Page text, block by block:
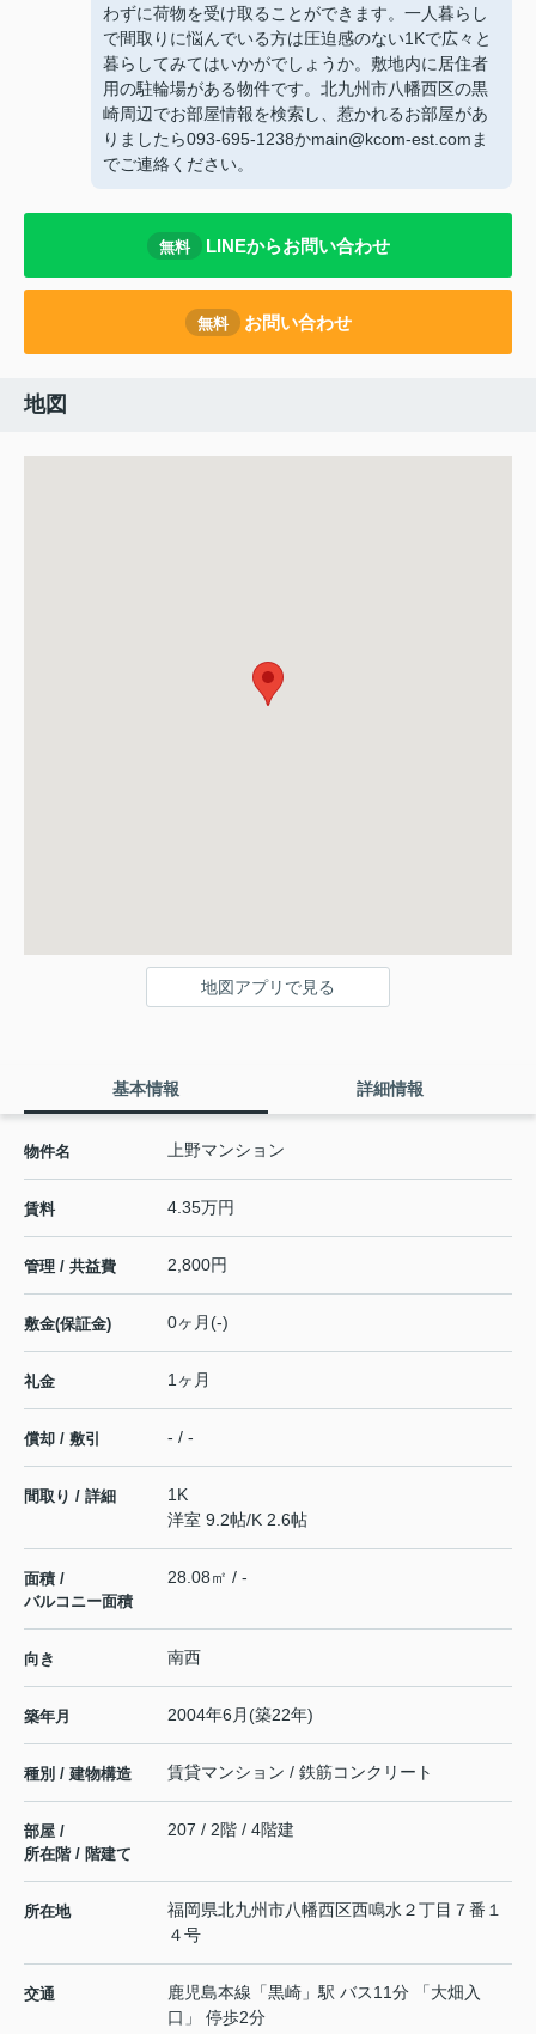
わずに荷物を受け取ることができます。一人暮らし
で間取りに悩んでいる方は圧迫感のない1Kで広々と
暮らしてみてはいかがでしょうか。敷地内に居住者
用の駐輪場がある物件です。北九州市八幡西区の黒
崎周辺でお部屋情報を検索し、惹かれるお部屋があ
りましたら093-695-1238かmain@kcom-est.comま
でご連絡ください。
無料 LINEからお問い合わせ
無料 お問い合わせ
地図
地図アプリで見る
基本情報 詳細情報
物件名 上野マンション
賃料 4.35万円
管理 / 共益費 2,800円
敷金(保証金) 0ヶ月(-)
礼金 1ヶ月
償却 / 敷引 - / -
間取り / 詳細
1K
洋室 9.2帖/K 2.6帖
面積 /
バルコニー面積
28.08㎡ / -
向き 南西
築年月 2004年6月(築22年)
種別 / 建物構造 賃貸マンション / 鉄筋コンクリート
部屋 /
所在階 / 階建て
207 / 2階 / 4階建
所在地 福岡県北九州市八幡西区西鳴水 ２丁目７番１
４号
交通 鹿児島本線 「黒崎 」駅 バス11分 「大畑入
口」 停歩2分